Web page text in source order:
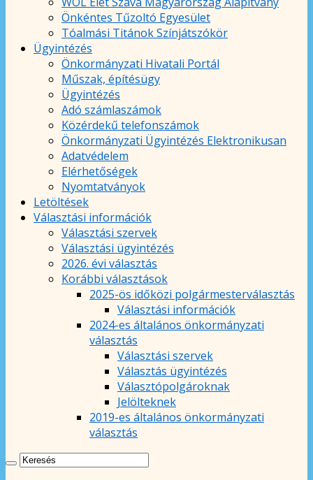
Önkéntes Tűzoltó Egyesület
Tóalmási Titánok Színjátszókör
Ügyintézés
Önkormányzati Hivatali Portál
Műszak, építésügy
Ügyintézés
Adó számlaszámok
Közérdekű telefonszámok
Önkormányzati Ügyintézés Elektronikusan
Adatvédelem
Elérhetőségek
Nyomtatványok
Letöltések
Választási információk
Választási szervek
Választási ügyintézés
2026. évi választás
Korábbi választások
2025-ös időközi polgármesterválasztás
Választási információk
2024-es általános önkormányzati
választás
Választási szervek
Választás ügyintézés
Választópolgároknak
Jelölteknek
2019-es általános önkormányzati
választás